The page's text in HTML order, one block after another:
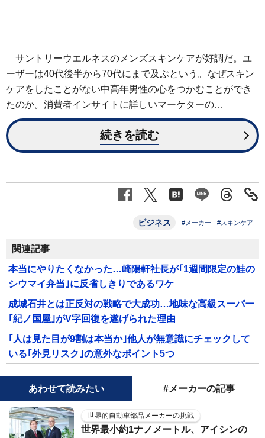
サントリーウエルネスのメンズスキンケアが好調だ。ユ
ーザーは40代後半から70代にまで及ぶという。なぜスキン
ケアをしたことがない中高年男性の心をつかむことができ
たのか。消費者インサイトに詳しいマーケターの…
続きを読む
ビジネス #メーカー #スキンケア
関連記事
本当にやりたくなかった…崎陽軒社長が｢1週間限定の鮭の
シウマイ弁当｣に反省しきりであるワケ
成城石井とは正反対の戦略で大成功…地味な高級スーパー
｢紀ノ国屋｣がV字回復を遂げられた理由
｢人は見た目が9割は本当か｣他人が無意識にチェックして
いる｢外見リスク｣の意外なポイント5つ
あわせて読みたい #メーカーの記事
世界的自動車部品メーカーの挑戦
世界最小約1ナノメートル、アイシンの